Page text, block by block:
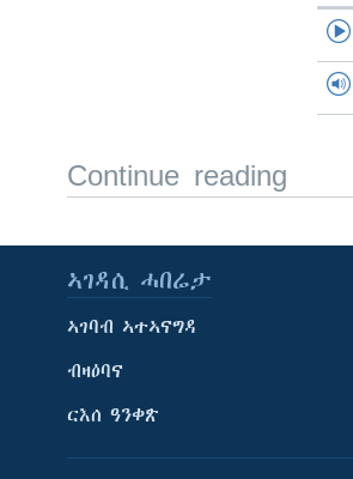
Continue reading
ኣገዳሲ ሓበሬታ
ኣገባብ ኣተኣናግዳ
ብዛዕባና
ርእሰ ዓንቀጽ